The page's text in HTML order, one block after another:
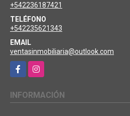
+542236187421
TELÉFONO
+542235621343
EMAIL
ventasinmobiliaria@outlook.com
FacebookInstagram
INFORMACIÓN